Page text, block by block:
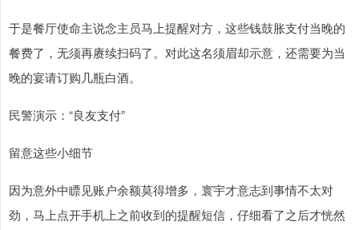
于是餐厅使命主说念主员马上提醒对方，这些钱鼓胀支付当晚的
餐费了，无须再赓续扫码了。对此这名须眉却示意，还需要为当
晚的宴请订购几瓶白酒。
民警演示：“良友支付”
留意这些小细节
因为意外中瞟见账户余额莫得增多，寰宇才意志到事情不太对
劲，马上点开手机上之前收到的提醒短信，仔细看了之后才恍然